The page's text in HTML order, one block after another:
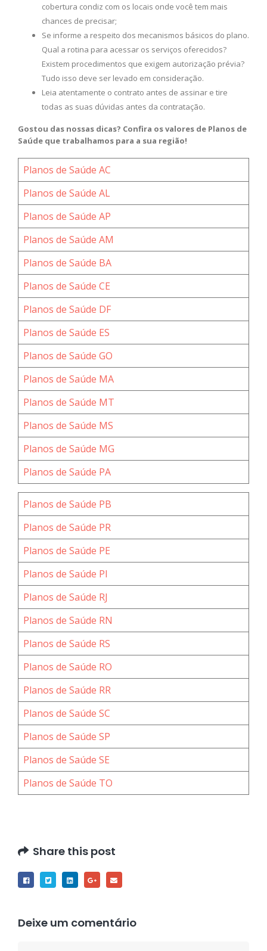
cobertura condiz com os locais onde você tem mais
chances de precisar;
Se informe a respeito dos mecanismos básicos do plano.
Qual a rotina para acessar os serviços oferecidos?
Existem procedimentos que exigem autorização prévia?
Tudo isso deve ser levado em consideração.
Leia atentamente o contrato antes de assinar e tire
todas as suas dúvidas antes da contratação.
Gostou das nossas dicas? Confira os valores de Planos de
Saúde que trabalhamos para a sua região!
Planos de Saúde AC
Planos de Saúde AL
Planos de Saúde AP
Planos de Saúde AM
Planos de Saúde BA
Planos de Saúde CE
Planos de Saúde DF
Planos de Saúde ES
Planos de Saúde GO
Planos de Saúde MA
Planos de Saúde MT
Planos de Saúde MS
Planos de Saúde MG
Planos de Saúde PA
Planos de Saúde PB
Planos de Saúde PR
Planos de Saúde PE
Planos de Saúde PI
Planos de Saúde RJ
Planos de Saúde RN
Planos de Saúde RS
Planos de Saúde RO
Planos de Saúde RR
Planos de Saúde SC
Planos de Saúde SP
Planos de Saúde SE
Planos de Saúde TO
Share this post
Deixe um comentário